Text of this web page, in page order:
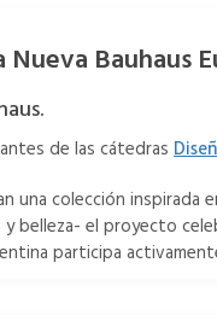
Nueva Bauhaus
de las cátedras
una colección inspirada
belleza- el proyecto
participa